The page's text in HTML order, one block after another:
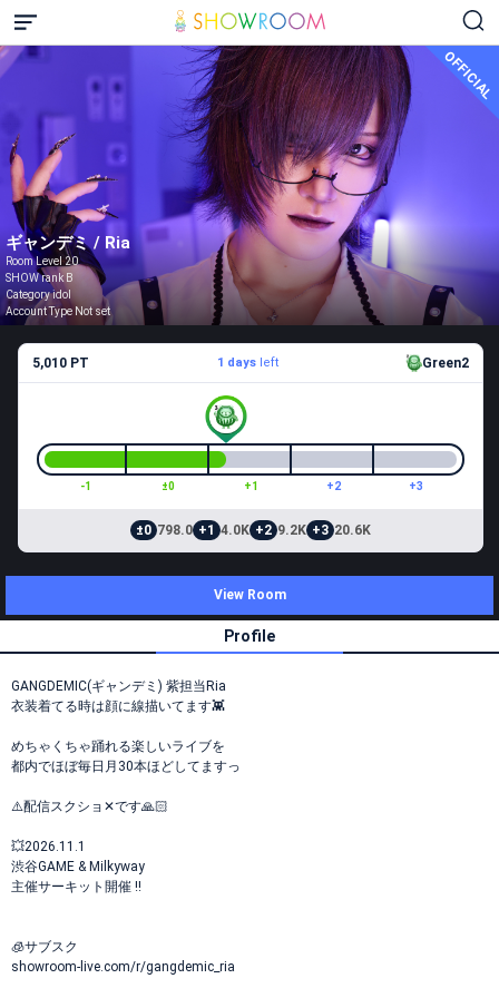
OFFICIAL
ギャンデミ / Ria
Room Level 20
SHOW rank B
Category idol
Account Type Not set
5,010 PT 1 daysleft Green2
-1 ±0 +1 +2 +3
±0 798.0 +1 4.0K +2 9.2K +3 20.6K
View Room
Profile
GANGDEMIC(ギャンデミ) 紫担当Ria
衣装着てる時は顔に線描いてます👾
めちゃくちゃ踊れる楽しいライブを
都内でほぼ毎日月30本ほどしてますっ
⚠️配信スクショ‪✕‬です🙏🏻
💥2026.11.1
渋谷GAME & Milkyway
主催サーキット開催 !!
🧊サブスク
showroom-live.com/r/gangdemic_ria